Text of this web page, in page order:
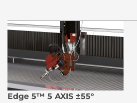
Edge 5™ 5 AXIS ±55°